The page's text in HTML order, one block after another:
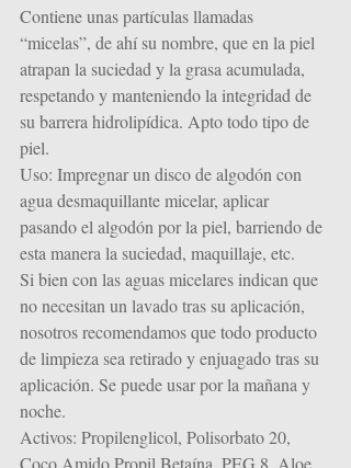
Contiene unas partículas llamadas
“micelas”, de ahí su nombre, que en la piel
atrapan la suciedad y la grasa acumulada,
respetando y manteniendo la integridad de
su barrera hidrolipídica. Apto todo tipo de
piel.
Uso: Impregnar un disco de algodón con
agua desmaquillante micelar, aplicar
pasando el algodón por la piel, barriendo de
esta manera la suciedad, maquillaje, etc.
Si bien con las aguas micelares indican que
no necesitan un lavado tras su aplicación,
nosotros recomendamos que todo producto
de limpieza sea retirado y enjuagado tras su
aplicación. Se puede usar por la mañana y
noche.
Activos: Propilenglicol, Polisorbato 20,